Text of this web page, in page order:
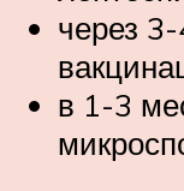
через
в 1-3